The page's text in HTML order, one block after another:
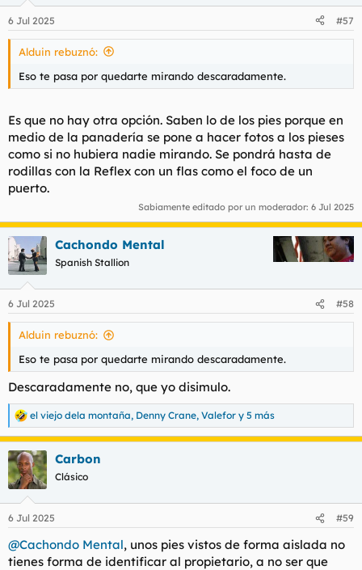
6 Jul 2025 #57
Alduin rebuznó:
Eso te pasa por quedarte mirando descaradamente.
Es que no hay otra opción. Saben lo de los pies porque en
medio de la panadería se pone a hacer fotos a los pieses
como si no hubiera nadie mirando. Se pondrá hasta de
rodillas con la Reflex con un flas como el foco de un
puerto.
Sabiamente editado por un moderador: 6 Jul 2025
Cachondo Mental
Spanish Stallion
6 Jul 2025 #58
Alduin rebuznó:
Eso te pasa por quedarte mirando descaradamente.
Descaradamente no, que yo disimulo.
R
e
a
c
c
i
e
:
el viejo dela montaña, Denny Crane, Valefor y 5 más
Carbon
Clásico
6 Jul 2025 #59
@Cachondo Mental, unos pies vistos de forma aislada no
tienes forma de identificar al propietario, a no ser que